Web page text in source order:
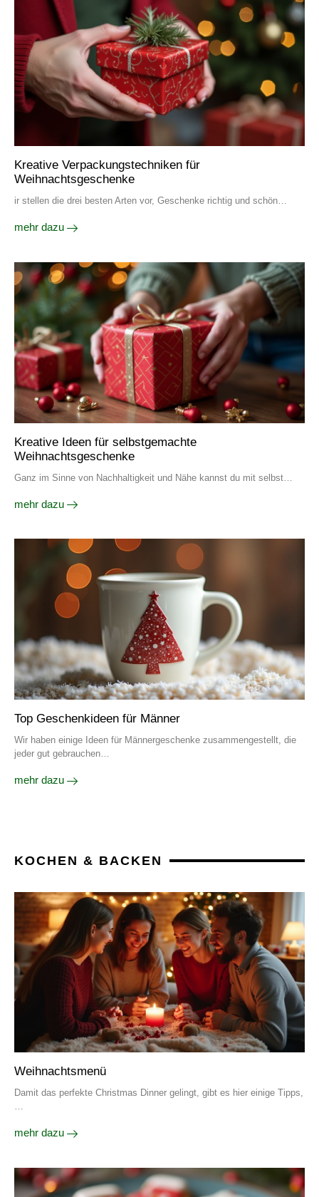
Kreative Verpackungstechniken für
Weihnachtsgeschenke
ir stellen die drei besten Arten vor, Geschenke richtig und schön…
mehr dazu
Kreative Ideen für selbstgemachte
Weihnachtsgeschenke
Ganz im Sinne von Nachhaltigkeit und Nähe kannst du mit selbst…
mehr dazu
Top Geschenkideen für Männer
Wir haben einige Ideen für Männergeschenke zusammengestellt, die
jeder gut gebrauchen…
mehr dazu
KOCHEN & BACKEN
Weihnachtsmenü
Damit das perfekte Christmas Dinner gelingt, gibt es hier einige Tipps,
…
mehr dazu